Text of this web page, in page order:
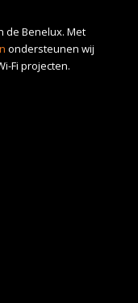
de Benelux. Met
ondersteunen wij
Fi projecten.